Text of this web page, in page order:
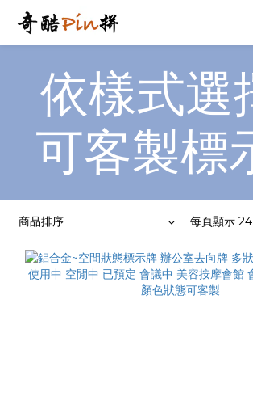
依樣式選
可客製標
商品排序 每頁顯示